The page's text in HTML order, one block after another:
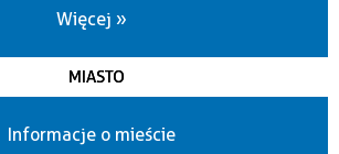
Więcej »
MIASTO
Informacje o mieście